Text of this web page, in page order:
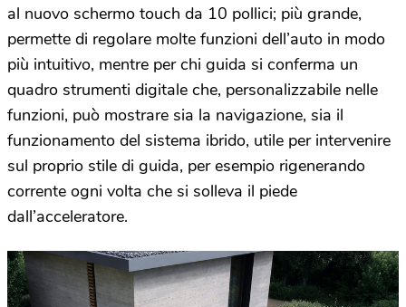
al nuovo schermo touch da 10 pollici; più grande,
permette di regolare molte funzioni dell’auto in modo
più intuitivo, mentre per chi guida si conferma un
quadro strumenti digitale che, personalizzabile nelle
funzioni, può mostrare sia la navigazione, sia il
funzionamento del sistema ibrido, utile per intervenire
sul proprio stile di guida, per esempio rigenerando
corrente ogni volta che si solleva il piede
dall’acceleratore.